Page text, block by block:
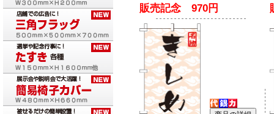
販売記念 970円